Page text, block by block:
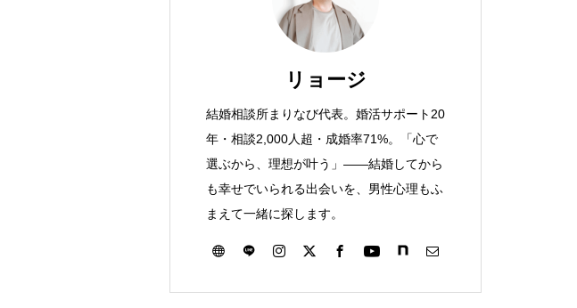
リョージ
結婚相談所まりなび代表。婚活サポート20
年・相談2,000人超・成婚率71%。「心で
選ぶから、理想が叶う」——結婚してから
も幸せでいられる出会いを、男性心理もふ
まえて一緒に探します。